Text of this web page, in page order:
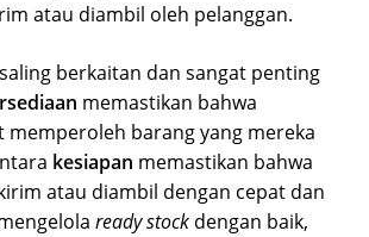
atau diambil oleh pelanggan.
berkaitan dan sangat penting
memastikan bahwa
memperoleh barang yang mereka
kesiapan memastikan bahwa
atau diambil dengan cepat dan
ready stock dengan baik,